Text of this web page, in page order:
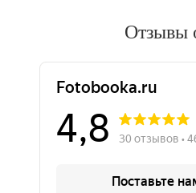
Отзывы